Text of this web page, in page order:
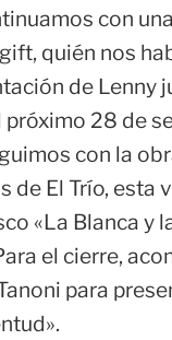
con
quién nos
de Lenny
próximo 28 de
con la
de El Trío, esta
«La Blanca y
el cierre,
para